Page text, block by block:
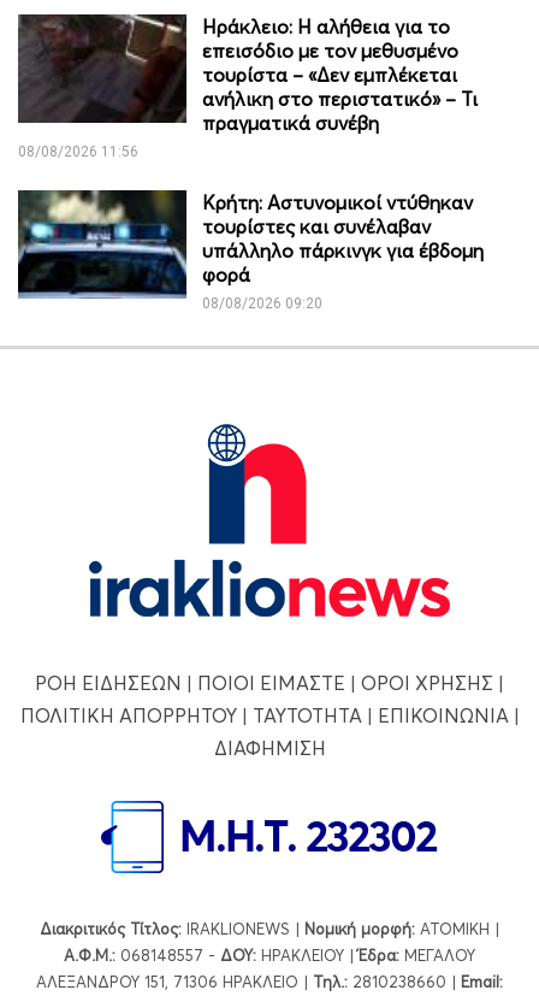
Ηράκλειο: Η αλήθεια για το
επεισόδιο με τον μεθυσμένο
τουρίστα – «Δεν εμπλέκεται
ανήλικη στο περιστατικό» – Τι
πραγματικά συνέβη
08/08/2026 11:56
Κρήτη: Αστυνομικοί ντύθηκαν
τουρίστες και συνέλαβαν
υπάλληλο πάρκινγκ για έβδομη
φορά
08/08/2026 09:20
ΡΟΗ ΕΙΔΗΣΕΩΝ | ΠΟΙΟΙ ΕΙΜΑΣΤΕ | ΟΡΟΙ ΧΡΗΣΗΣ |
ΠΟΛΙΤΙΚΗ ΑΠΟΡΡΗΤΟΥ| ΤΑΥΤΟΤΗΤΑ | ΕΠΙΚΟΙΝΩΝΙΑ |
ΔΙΑΦΗΜΙΣΗ
Διακριτικός Τίτλος: IRAKLIONEWS | Νομική μορφή: ΑΤΟΜΙΚΗ |
Α.Φ.Μ.: 068148557 - ΔΟΥ: ΗΡΑΚΛΕΙΟΥ |Έδρα: ΜΕΓΑΛΟΥ
ΑΛΕΞΑΝΔΡΟΥ 151, 71306 ΗΡΑΚΛΕΙΟ | Τηλ.: 2810238660 | Εmail: